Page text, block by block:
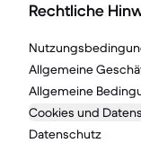
Rechtliche
Allgemeine
Allgemeine
Cookies und
Datenschutz